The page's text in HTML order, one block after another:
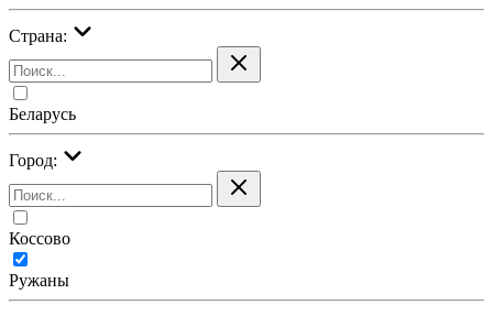
Страна:
Беларусь
Город:
Коссово
Ружаны